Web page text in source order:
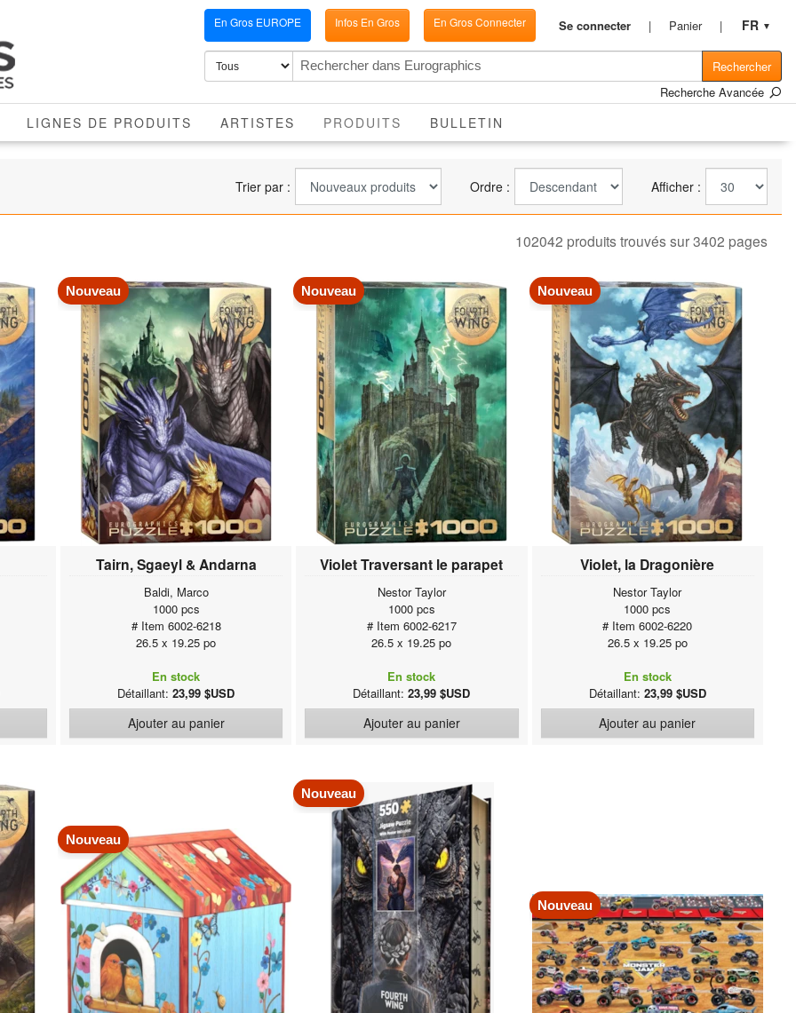
En Gros EUROPE Infos En Gros En Gros Connecter Se connecter Panier FR ▼
Rechercher
Recherche Avancée
LIGNES DE PRODUITS ARTISTES PRODUITS ACTIVEBULLETIN
Trier par : Ordre : Afficher :
102042 produits trouvés sur 3402 pages
Nouveau
Tairn, Sgaeyl & Andarna
Baldi, Marco
1000 pcs
# Item 6002-6218
26.5 x 19.25 po
En stock
Détaillant:23,99 $USD
Ajouter au panier
Nouveau
Violet Traversant le parapet
Nestor Taylor
1000 pcs
# Item 6002-6217
26.5 x 19.25 po
En stock
Détaillant:23,99 $USD
Ajouter au panier
Nouveau
Violet, la Dragonière
Nestor Taylor
1000 pcs
# Item 6002-6220
26.5 x 19.25 po
En stock
Détaillant: 23,99 $USD
Ajouter au panier
Nouveau
Nouveau
Nouveau